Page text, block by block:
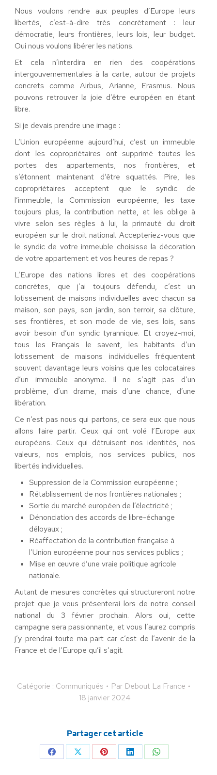
Nous voulons rendre aux peuples d’Europe leurs
libertés, c’est-à-dire très concrètement : leur
démocratie, leurs frontières, leurs lois, leur budget.
Oui nous voulons libérer les nations.
Et cela n’interdira en rien des coopérations
intergouvernementales à la carte, autour de projets
concrets comme Airbus, Arianne, Erasmus. Nous
pouvons retrouver la joie d’être européen en étant
libre.
Si je devais prendre une image :
L’Union européenne aujourd’hui, c’est un immeuble
dont les copropriétaires ont supprimé toutes les
portes des appartements, nos frontières, et
s’étonnent maintenant d’être squattés. Pire, les
copropriétaires acceptent que le syndic de
l’immeuble, la Commission européenne, les taxe
toujours plus, la contribution nette, et les oblige à
vivre selon ses règles à lui, la primauté du droit
européen sur le droit national. Accepteriez-vous que
le syndic de votre immeuble choisisse la décoration
de votre appartement et vos heures de repas ?
L’Europe des nations libres et des coopérations
concrètes, que j’ai toujours défendu, c’est un
lotissement de maisons individuelles avec chacun sa
maison, son pays, son jardin, son terroir, sa clôture,
ses frontières, et son mode de vie, ses lois, sans
avoir besoin d’un syndic tyrannique. Et croyez-moi,
tous les Français le savent, les habitants d’un
lotissement de maisons individuelles fréquentent
souvent davantage leurs voisins que les colocataires
d’un immeuble anonyme. Il ne s’agit pas d’un
problème, d’un drame, mais d’une chance, d’une
libération.
Ce n’est pas nous qui partons, ce sera eux que nous
allons faire partir. Ceux qui ont volé l’Europe aux
européens. Ceux qui détruisent nos identités, nos
valeurs, nos emplois, nos services publics, nos
libertés individuelles.
Suppression de la Commission européenne ;
Rétablissement de nos frontières nationales ;
Sortie du marché européen de l’électricité ;
Dénonciation des accords de libre-échange
déloyaux ;
Réaffectation de la contribution française à
l’Union européenne pour nos services publics ;
Mise en œuvre d’une vraie politique agricole
nationale.
Autant de mesures concrètes qui structureront notre
projet que je vous présenterai lors de notre conseil
national du 3 février prochain. Alors oui, cette
campagne sera passionnante, et vous l’aurez compris
j’y prendrai toute ma part car c’est de l’avenir de la
France et de l’Europe qu’il s’agit.
Catégorie : Communiqués Par Debout La France
18 janvier 2024
Partager cet article
PartagerPartagerPartagerPartagerPartager